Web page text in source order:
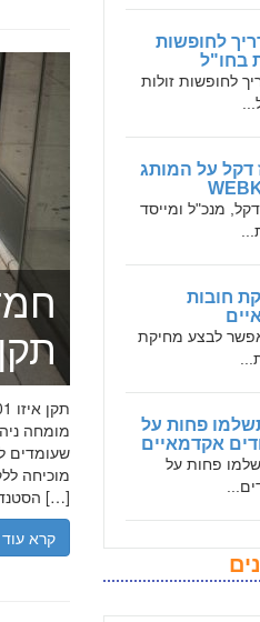
לחופשות
בחו"ל
לחופשות זולות
דקל על המותג
מנכ"ל ומייסד
חובות
לבצע מחיקת
פחות על
אקדמאיים
פחות על
תקן
שעומדים
הסטנדרטים […]
קרא עוד